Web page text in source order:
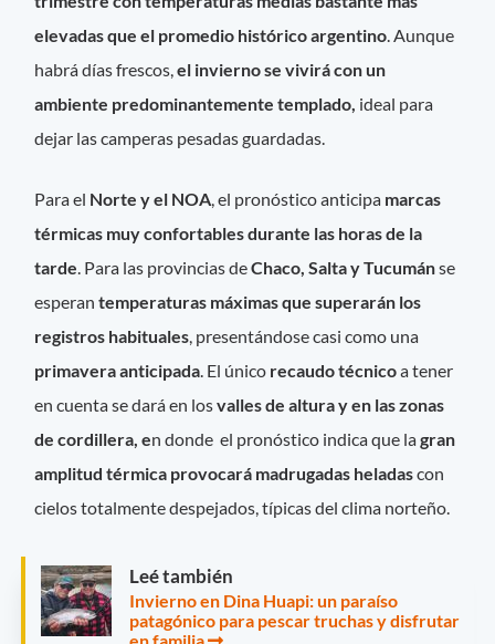
elevadas que el promedio histórico argentino. Aunque
habrá días frescos,el invierno se vivirá con un
ambiente predominantemente templado, ideal para
dejar las camperas pesadas guardadas.
Para el Norte y el NOA, el pronóstico anticipa marcas
térmicas muy confortables durante las horas de la
tarde. Para las provincias deChaco, Salta y Tucumánse
esperan temperaturas máximas que superarán los
registros habituales, presentándose casi como una
primavera anticipada. El único recaudo técnicoa tener
en cuenta se dará en losvalles de altura y en las zonas
de cordillera, en donde el pronóstico indica que lagran
amplitud térmica provocará madrugadas heladascon
cielos totalmente despejados, típicas del clima norteño.
Leé también
Invierno en Dina Huapi: un paraíso
patagónico para pescar truchas y disfrutar